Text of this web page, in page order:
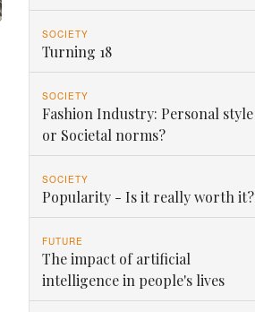
SOCIETY
Turning 18
SOCIETY
Fashion Industry: Personal style
or Societal norms?
SOCIETY
Popularity - Is it really worth it?
FUTURE
The impact of artificial
intelligence in people's lives